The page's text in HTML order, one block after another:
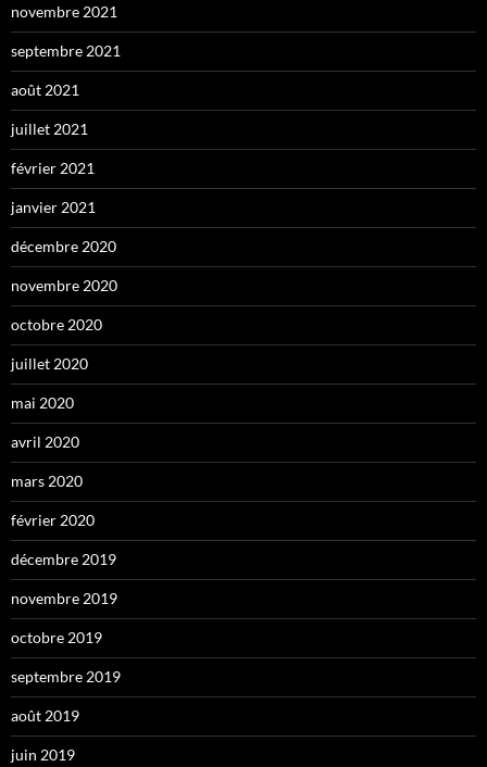
novembre 2021
septembre 2021
août 2021
juillet 2021
février 2021
janvier 2021
décembre 2020
novembre 2020
octobre 2020
juillet 2020
mai 2020
avril 2020
mars 2020
février 2020
décembre 2019
novembre 2019
octobre 2019
septembre 2019
août 2019
juin 2019